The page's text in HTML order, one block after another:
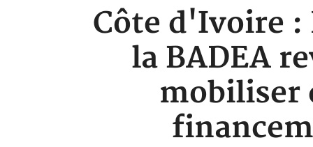
Côte d'Ivoire
la BADEA
mobiliser